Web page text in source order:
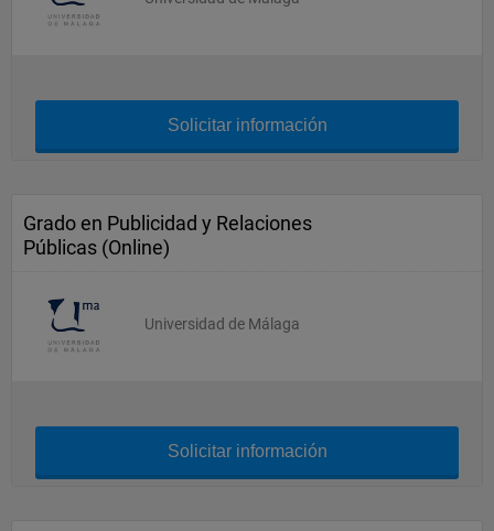
Solicitar información
Grado en Publicidad y Relaciones
Públicas (Online)
Universidad de Málaga
Solicitar información